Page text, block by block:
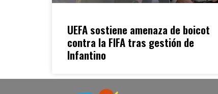
UEFA sostiene amenaza de boicot
contra la FIFA tras gestión de
Infantino